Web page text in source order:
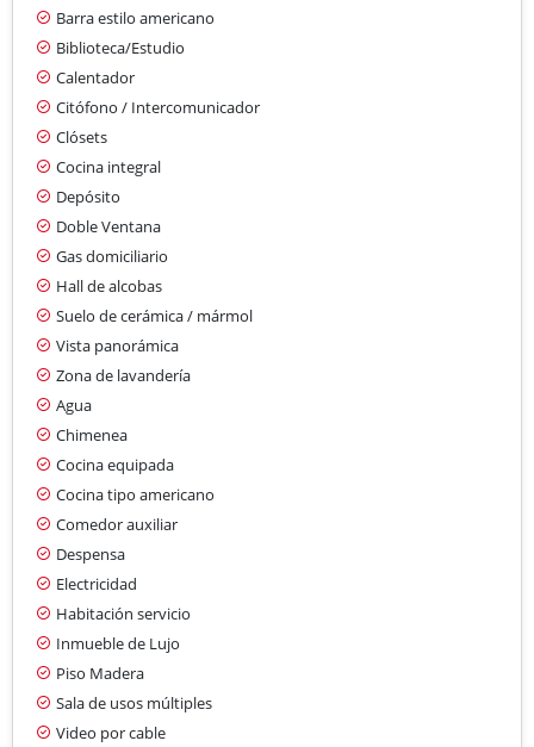
Barra estilo americano
Biblioteca/Estudio
Calentador
Citófono / Intercomunicador
Clósets
Cocina integral
Depósito
Doble Ventana
Gas domiciliario
Hall de alcobas
Suelo de cerámica / mármol
Vista panorámica
Zona de lavandería
Agua
Chimenea
Cocina equipada
Cocina tipo americano
Comedor auxiliar
Despensa
Electricidad
Habitación servicio
Inmueble de Lujo
Piso Madera
Sala de usos múltiples
Video por cable